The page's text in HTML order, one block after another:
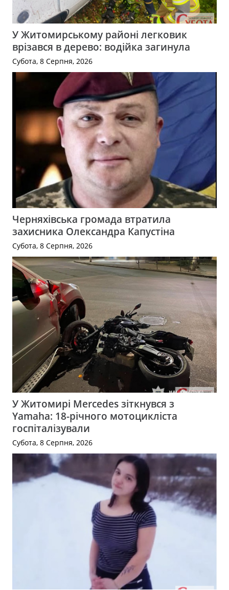
У Житомирському районі легковик
врізався в дерево: водійка загинула
Субота, 8 Серпня, 2026
Черняхівська громада втратила
захисника Олександра Капустіна
Субота, 8 Серпня, 2026
У Житомирі Mercedes зіткнувся з
Yamaha: 18-річного мотоцикліста
госпіталізували
Субота, 8 Серпня, 2026